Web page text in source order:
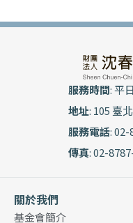
服務時間: 平
地址: 105 臺
服務電話: 02-
傳真: 02-
關於我們
基金會簡介